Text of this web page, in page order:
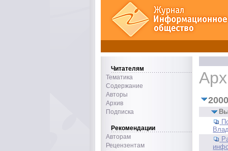
Читателям
Тематика
Содержание
Авторы
Архив
Подписка
Рекомендации
Авторам
Рецензентам